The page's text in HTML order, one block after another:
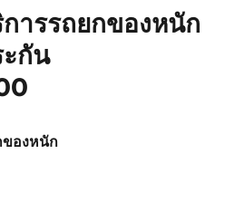
ารรถยกของหนัก
กัน
ของหนัก